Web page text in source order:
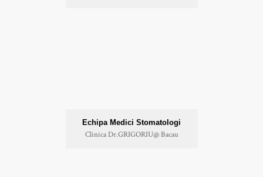
Echipa Medici Stomatologi
Clinica Dr.GRIGORIU@ Bacau